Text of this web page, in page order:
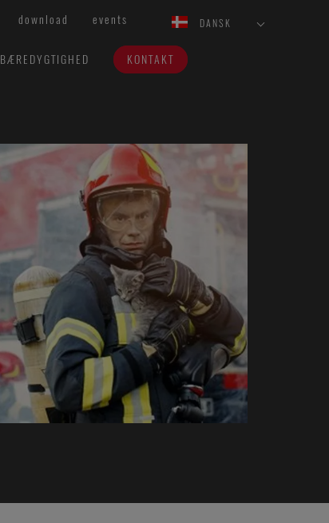
download events DANSK
BÆREDYGTIGHED KONTAKT